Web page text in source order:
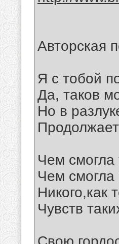
Авторская
Я с тобой
Да, таков
Но в
Чем смогла
Чем смогла
Никого,как
Чувств